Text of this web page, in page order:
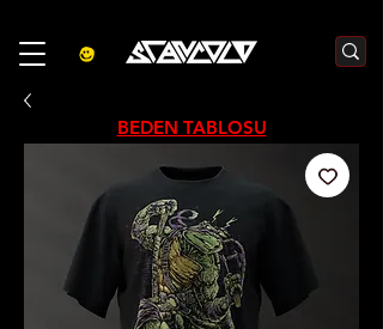
BEDEN TABLOSU